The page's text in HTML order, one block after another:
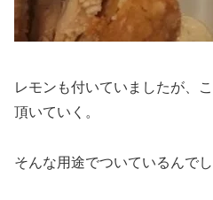
レモンも付いていましたが、
頂いていく。
そんな用途でついているんでし